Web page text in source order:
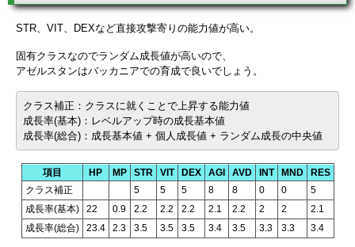
STR、VIT、DEXなど直接攻撃寄りの能力値が高い。
固有クラスなのでランダム成長値が高いので、
アゼルスタンはバッカニアでの育成で良いでしょう。
クラス補正：クラスに就くことで上昇する能力値
成長率(基本)：レベルアップ時の成長基本値
成長率(総合)：成長基本値 + 個人成長値 + ランダム成長の中央値
項目 HP MP STR VIT DEX AGI AVD INT MND
RES
クラス補正
5 5 5 8 8 0 0
5
成長率(基本)
22 0.9 2.2 2.2 2.2 2.1 2.2 2 2
2.1
成長率(総合)
23.4 2.3 3.5 3.5 3.5 3.4 3.5 3.3 3.3 3.4